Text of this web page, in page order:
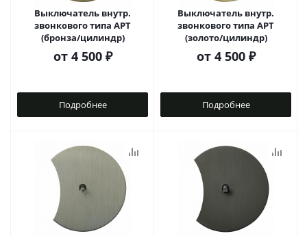
Выключатель внутр.
звонкового типа АРТ
(бронза/цилиндр)
от 4 500 ₽
Подробнее
Выключатель внутр.
звонкового типа АРТ
(золото/цилиндр)
от 4 500 ₽
Подробнее